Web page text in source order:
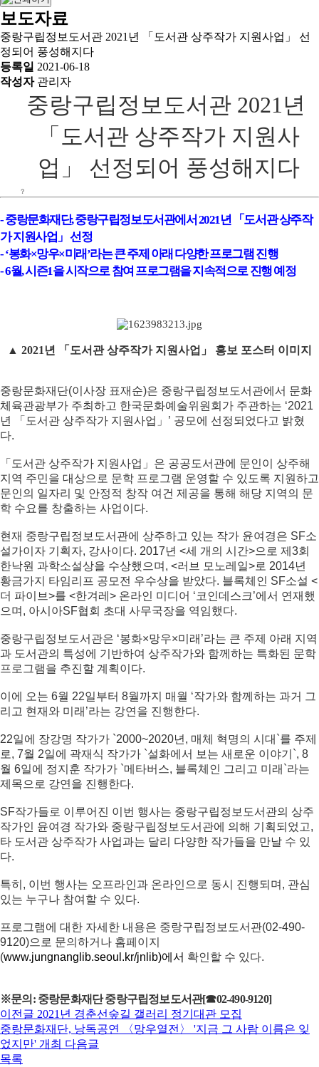
보도자료
중랑구립정보도서관 2021년 「도서관 상주작가 지원사업」 선
정되어 풍성해지다
등록일 2021-06-18
작성자 관리자
중랑구립정보도서관 2021년
「도서관 상주작가 지원사
업」 선정되어 풍성해지다
？
- 중랑문화재단, 중랑구립정보도서관에서 2021년 「도서관 상주작
가 지원사업」 선정
- ‘봉화×망우×미래’라는 큰 주제 아래 다양한 프로그램 진행
- 6월, 시즌1을 시작으로 참여 프로그램을 지속적으로 진행 예정
▲ 2021년 「도서관 상주작가 지원사업」 홍보 포스터 이미지
중랑문화재단(이사장 표재순)은 중랑구립정보도서관에서 문화
체육관광부가 주최하고 한국문화예술위원회가 주관하는 ‘2021
년 「도서관 상주작가 지원사업」’ 공모에 선정되었다고 밝혔
다.
「도서관 상주작가 지원사업」은 공공도서관에 문인이 상주해
지역 주민을 대상으로 문학 프로그램 운영할 수 있도록 지원하고
문인의 일자리 및 안정적 창작 여건 제공을 통해 해당 지역의 문
학 수요를 창출하는 사업이다.
현재 중랑구립정보도서관에 상주하고 있는 작가 윤여경은 SF소
설가이자 기획자, 강사이다. 2017년 <세 개의 시간>으로 제3회
한낙원 과학소설상을 수상했으며, <러브 모노레일>로 2014년
황금가지 타임리프 공모전 우수상을 받았다. 블록체인 SF소설 <
더 파이브>를 <한겨레> 온라인 미디어 ‘코인데스크’에서 연재했
으며, 아시아SF협회 초대 사무국장을 역임했다.
중랑구립정보도서관은 ‘봉화×망우×미래’라는 큰 주제 아래 지역
과 도서관의 특성에 기반하여 상주작가와 함께하는 특화된 문학
프로그램을 추진할 계획이다.
이에 오는 6월 22일부터 8월까지 매월 ‘작가와 함께하는 과거 그
리고 현재와 미래’라는 강연을 진행한다.
22일에 장강명 작가가 `2000~2020년, 매체 혁명의 시대`를 주제
로, 7월 2일에 곽재식 작가가 `설화에서 보는 새로운 이야기`, 8
월 6일에 정지훈 작가가 `메타버스, 블록체인 그리고 미래`라는
제목으로 강연을 진행한다.
SF작가들로 이루어진 이번 행사는 중랑구립정보도서관의 상주
작가인 윤여경 작가와 중랑구립정보도서관에 의해 기획되었고,
타 도서관 상주작가 사업과는 달리 다양한 작가들을 만날 수 있
다.
특히, 이번 행사는 오프라인과 온라인으로 동시 진행되며, 관심
있는 누구나 참여할 수 있다.
프로그램에 대한 자세한 내용은 중랑구립정보도서관(02-490-
9120)으로 문의하거나 홈페이지
(www.jungnanglib.seoul.kr/jnlib)에서 확인할 수 있다.
※문의: 중랑문화재단 중랑구립정보도서관[☎02-490-9120]
이전글 2021년 경춘선숲길 갤러리 정기대관 모집
중랑문화재단, 낭독공연 〈망우열전〉 '지금 그 사람 이름은 잊
었지만' 개최 다음글
목록